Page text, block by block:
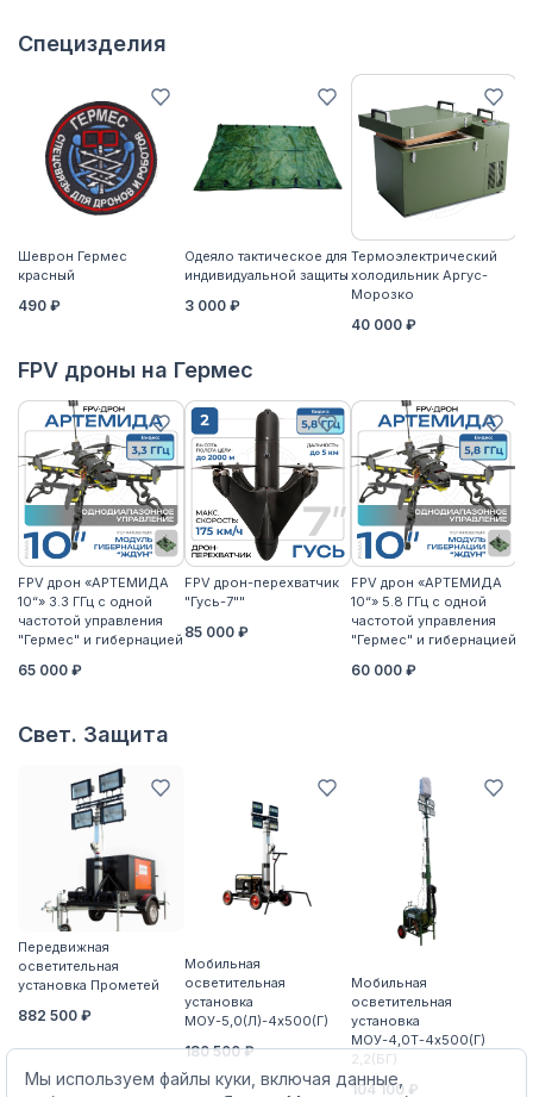
Специзделия
Шеврон Гермес
красный
490 ₽
Одеяло тактическое для
индивидуальной защиты
3 000 ₽
Термоэлектрический
холодильник Аргус-
Морозко
40 000 ₽
FPV дроны на Гермес
FPV дрон «АРТЕМИДА
10“» 3.3 ГГц с одной
частотой управления
"Гермес" и гибернацией
65 000 ₽
FPV дрон-перехватчик
"Гусь-7""
85 000 ₽
FPV дрон «АРТЕМИДА
10“» 5.8 ГГц с одной
частотой управления
"Гермес" и гибернацией
60 000 ₽
Свет. Защита
Передвижная
осветительная
установка Прометей
882 500 ₽
Мобильная
осветительная
установка
МОУ-5,0(Л)-4х500(Г)
180 500 ₽
Мобильная
осветительная
установка
МОУ-4,0Т-4х500(Г)
2,2(БГ)
104 100 ₽
Мы используем файлы куки, включая данные,